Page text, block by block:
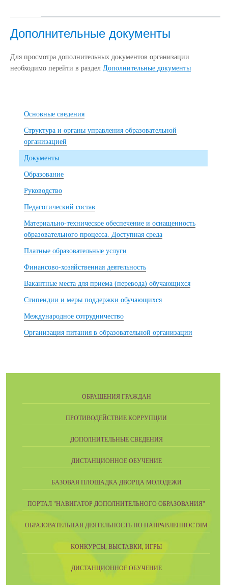
Дополнительные документы
Для просмотра дополнительных документов организации
необходимо перейти в раздел Дополнительные документы
Основные сведения
Структура и органы управления образовательной
организацией
Документы
Образование
Руководство
Педагогический состав
Материально-техническое обеспечение и оснащенность
образовательного процесса. Доступная среда
Платные образовательные услуги
Финансово-хозяйственная деятельность
Вакантные места для приема (перевода) обучающихся
Стипендии и меры поддержки обучающихся
Международное сотрудничество
Организация питания в образовательной организации
ОБРАЩЕНИЯ ГРАЖДАН
ПРОТИВОДЕЙСТВИЕ КОРРУПЦИИ
ДОПОЛНИТЕЛЬНЫЕ СВЕДЕНИЯ
ДИСТАНЦИОННОЕ ОБУЧЕНИЕ
БАЗОВАЯ ПЛОЩАДКА ДВОРЦА МОЛОДЕЖИ
ПОРТАЛ "НАВИГАТОР ДОПОЛНИТЕЛЬНОГО ОБРАЗОВАНИЯ"
ОБРАЗОВАТЕЛЬНАЯ ДЕЯТЕЛЬНОСТЬ ПО НАПРАВЛЕННОСТЯМ
КОНКУРСЫ, ВЫСТАВКИ, ИГРЫ
ДИСТАНЦИОННОЕ ОБУЧЕНИЕ